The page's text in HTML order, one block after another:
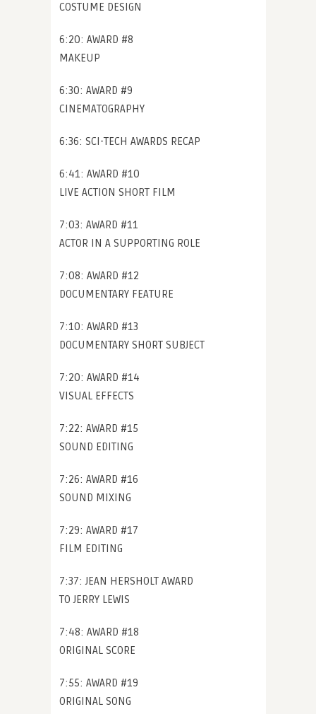
COSTUME DESIGN
6:20: AWARD #8
MAKEUP
6:30: AWARD #9
CINEMATOGRAPHY
6:36: SCI-TECH AWARDS RECAP
6:41: AWARD #10
LIVE ACTION SHORT FILM
7:03: AWARD #11
ACTOR IN A SUPPORTING ROLE
7:08: AWARD #12
DOCUMENTARY FEATURE
7:10: AWARD #13
DOCUMENTARY SHORT SUBJECT
7:20: AWARD #14
VISUAL EFFECTS
7:22: AWARD #15
SOUND EDITING
7:26: AWARD #16
SOUND MIXING
7:29: AWARD #17
FILM EDITING
7:37: JEAN HERSHOLT AWARD
TO JERRY LEWIS
7:48: AWARD #18
ORIGINAL SCORE
7:55: AWARD #19
ORIGINAL SONG